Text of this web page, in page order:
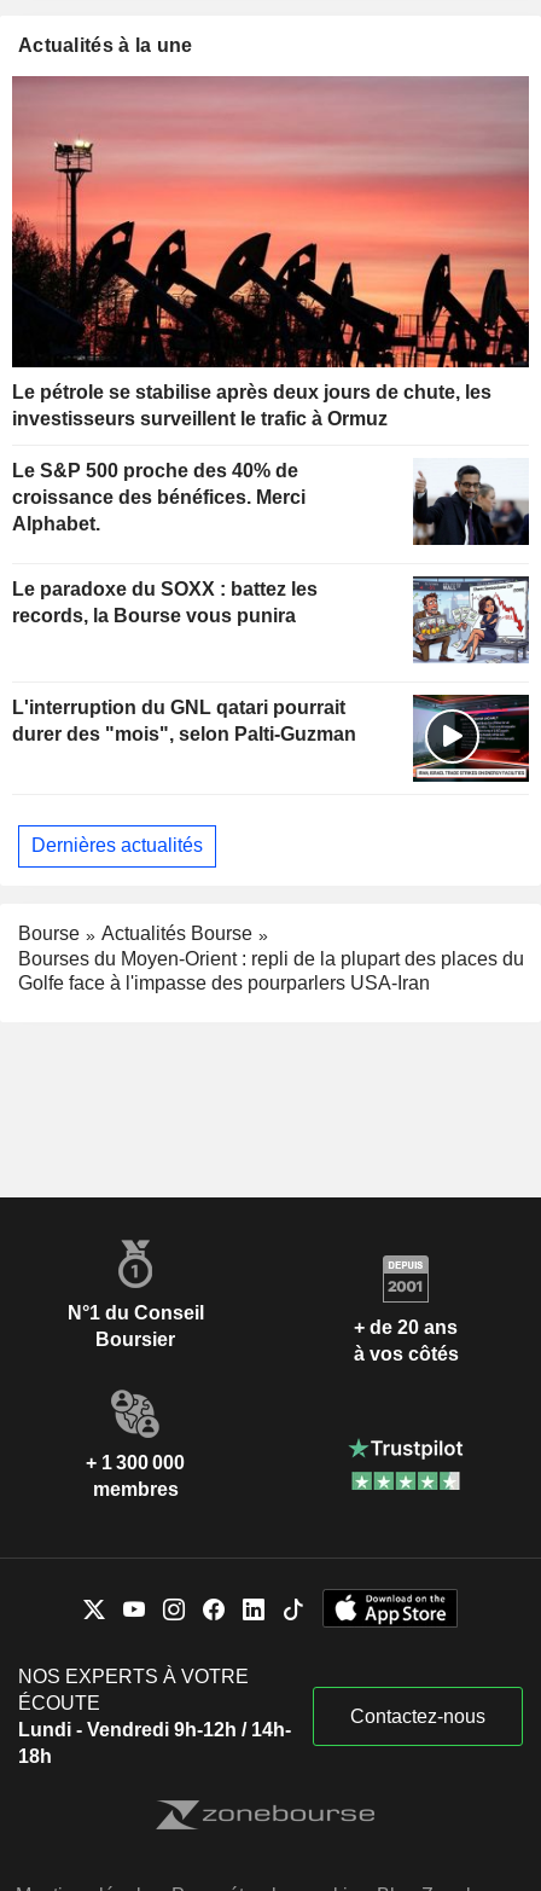
Actualités à la une
Le pétrole se stabilise après deux jours de chute, les
investisseurs surveillent le trafic à Ormuz
Le S&P 500 proche des 40% de
croissance des bénéfices. Merci
Alphabet.
Le paradoxe du SOXX : battez les
records, la Bourse vous punira
L'interruption du GNL qatari pourrait
durer des "mois", selon Palti-Guzman
Dernières actualités
Bourse
Actualités Bourse
Bourses du Moyen-Orient : repli de la plupart des places du
Golfe face à l'impasse des pourparlers USA-Iran
N°1 du Conseil
Boursier
+ de 20 ans
à vos côtés
+ 1 300 000
membres
NOS EXPERTS À VOTRE
ÉCOUTE
Lundi - Vendredi 9h-12h / 14h-
18h
Contactez-nous